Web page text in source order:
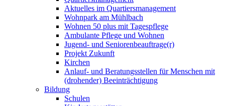
Aktuelles im Quartiersmanagement
Wohnpark am Mühlbach
Wohnen 50 plus mit Tagespflege
Ambulante Pflege und Wohnen
Jugend- und Seniorenbeauftrage(r)
Projekt Zukunft
Kirchen
Anlauf- und Beratungsstellen für Menschen mit
(drohender) Beeinträchtigung
Bildung
Schulen